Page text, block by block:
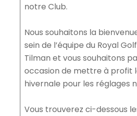
notre Club.
Nous souhaitons la
sein de l’équipe du Royal
Tilman et vous souhaitons
occasion de mettre à profit
hivernale pour les réglages
Vous trouverez ci-dessous